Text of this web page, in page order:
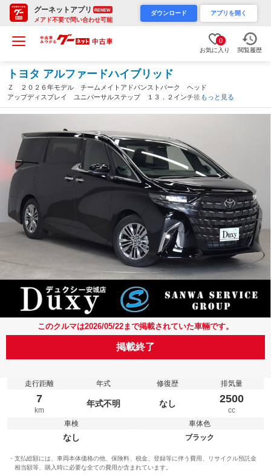
グーネットアプリ RENEW
メアド不要で問い合わせ可能
ダウンロード アプリを開く
0
お気に入り 閲覧履歴
トヨタ アルファードハイブリッド
Ｚ ２０２６年モデル チームメイトアドバンストパーク ヘッド
アップディスプレイ ユニバーサルステップ １３．２インチ後席
モニター 左右独立ムーンルーフ ドラレコ内蔵デジタルミラー
全周囲モニター ＢＳＭ（愛知県）
もっと見る
このクルマは2026/05/22まで掲載されていた車輛です。
掲載終了
走行距離
7
km
年式
年式不明
修復歴
なし
排気量
2500
cc
車検
なし
車体色
ブラック
支払総額には、車両本体価格の他、保険料、税金、登録等に伴う費用、リサイクル預託金
相当額等、購入時に必要な全ての費用が含まれています。